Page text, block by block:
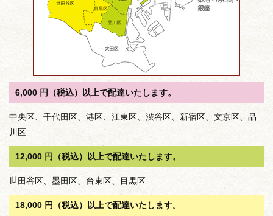
6,000 円（税込）以上で配達いたします。
中央区、千代田区、港区、江東区、渋谷区、新宿区、文京区、品
川区
12,000 円（税込）以上で配達いたします。
世田谷区、墨田区、台東区、目黒区
18,000 円（税込）以上で配達いたします。